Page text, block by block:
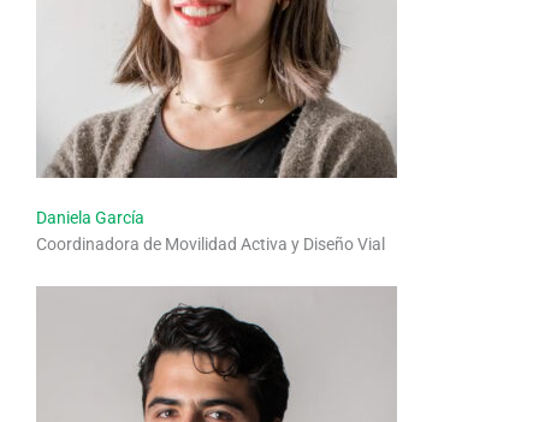
Daniela García
Coordinadora de Movilidad Activa y Diseño Vial